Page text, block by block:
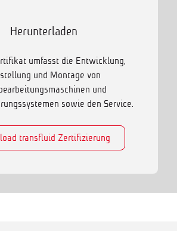
Herunterladen
umfasst die Entwicklung,
und Montage von
und
sowie den Service.
transfluid Zertifizierung